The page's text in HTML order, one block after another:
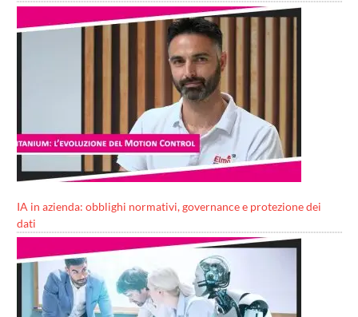
IA in azienda: obblighi normativi, governance e protezione dei
dati